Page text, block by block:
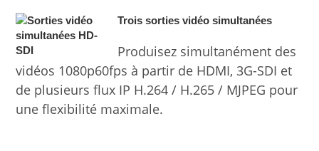
Trois sorties vidéo simultanées
Produisez simultanément des
vidéos 1080p60fps à partir de HDMI, 3G-SDI et
de plusieurs flux IP H.264 / H.265 / MJPEG pour
une flexibilité maximale.